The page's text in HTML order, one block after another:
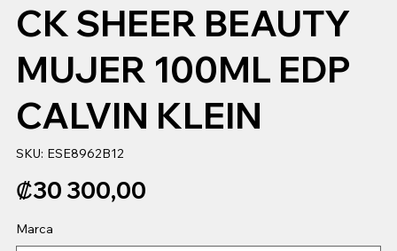
CK SHEER BEAUTY
MUJER 100ML EDP
CALVIN KLEIN
SKU: SKU
ESE8962B12
ESE8962B12
Precio
₡30 300,00
Marca